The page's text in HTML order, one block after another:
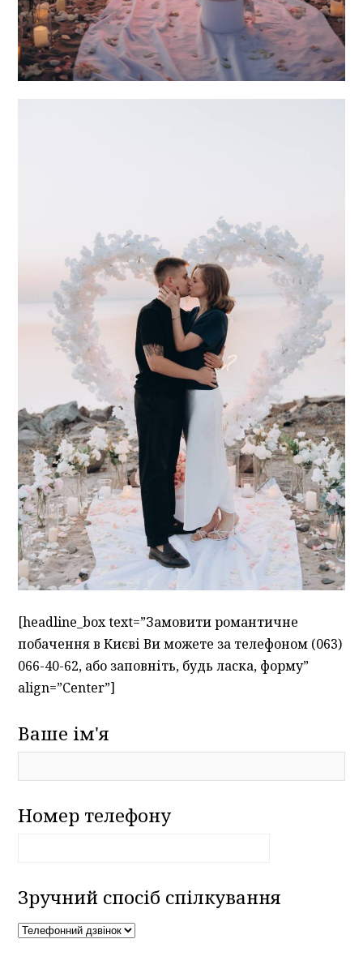
[headline_box text=”Замовити романтичне
побачення в Києві Ви можете за телефоном (063)
066-40-62, або заповніть, будь ласка, форму”
align=”Center”]
Ваше ім'я
Номер телефону
Зручний спосіб спілкування